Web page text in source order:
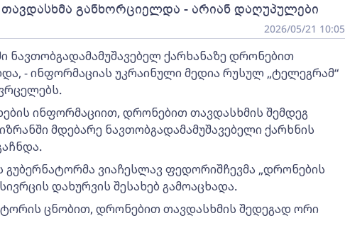
განხორციელდა - არიან დაღუპულები
2026/05/21 10:05
ნავთობგადამამუშავებელ ქარხანაზე დრონებით
- ინფორმაციას უკრაინული მედია რუსულ „ტელეგრამ“
ინფორმაციით, დრონებით თავდასხმის შემდეგ
მდებარე ნავთობგადამამუშავებელი ქარხნის
გუბერნატორმა ვიაჩესლავ ფედორიშჩევმა „დრონების
დახურვის შესახებ გამოაცხადა.
ცნობით, დრონებით თავდასხმის შედეგად ორი